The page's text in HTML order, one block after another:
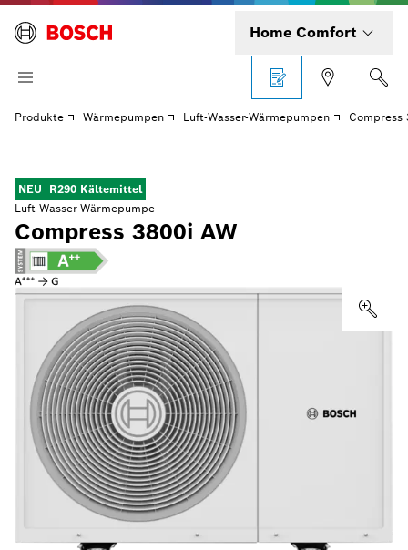
Home Comfort
Produkte Wärmepumpen Luft-Wasser-Wärmepumpen Compress
NEU
R290 Kältemittel
Luft-Wasser-Wärmepumpe
Compress 3800i AW